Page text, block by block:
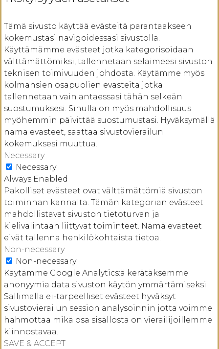
Tämä sivusto käyttää evästeitä parantaakseen
kokemustasi navigoidessasi sivustolla.
Käyttämämme evästeet jotka kategorisoidaan
välttämättömiksi, tallennetaan selaimeesi sivuston
teknisen toimivuuden johdosta. Käytämme myös
kolmansien osapuolien evästeitä jotka
tallennetaan vain antaessasi tähän selkeän
suostumuksesi. Sinulla on myös mahdollisuus
myöhemmin päivittää suostumustasi. Hyväksymällä
nämä evästeet, saattaa sivustovierailun
kokemuksesi muuttua.
Necessary
Necessary
Always Enabled
Pakolliset evästeet ovat välttämättömiä sivuston
toiminnan kannalta. Tämän kategorian evästeet
mahdollistavat sivuston tietoturvan ja
kielivalintaan liittyvät toiminteet. Nämä evästeet
eivät tallenna henkilökohtaista tietoa.
Non-necessary
Non-necessary
Käytämme Google Analytics:ä kerätäksemme
anonyymia data sivuston käytön ymmärtämiseksi.
Sallimalla ei-tarpeelliset evästeet hyväksyt
sivustovierailun session analysoinnin jotta voimme
hahmottaa mikä osa sisällöstä on vierailijoillemme
kiinnostavaa.
SAVE & ACCEPT